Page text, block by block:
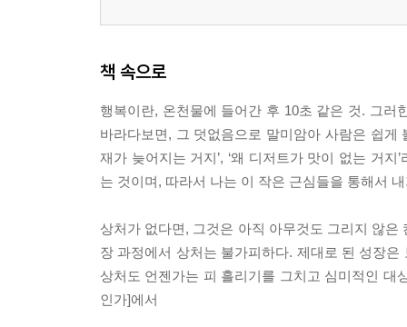
행복보다 소소하게 불행한 삶을 꿈꾸는 이유 _ <
에필로그 책이 나오기까지 339
책 속으로
행복이란, 온천물에 들어간 후 10초 같은 것. 그
바라다보면, 그 덧없음으로 말미암아 사람은 쉽게
재가 늦어지는 거지’, ‘왜 디저트가 맛이 없는 거
는 것이며, 따라서 나는 이 작은 근심들을 통해서
상처가 없다면, 그것은 아직 아무것도 그리지 않
장 과정에서 상처는 불가피하다. 제대로 된 성장
상처도 언젠가는 피 흘리기를 그치고 심미적인 대
인가]에서